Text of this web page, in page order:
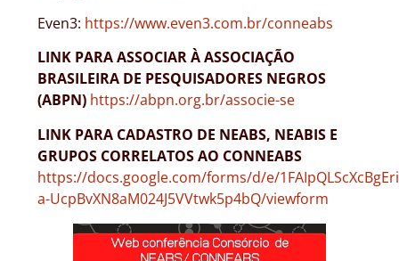
Even3: https://www.even3.com.br/conneabs
LINK PARA ASSOCIAR À ASSOCIAÇÃO
BRASILEIRA DE PESQUISADORES NEGROS
(ABPN) https://abpn.org.br/associe-se
LINK PARA CADASTRO DE NEABS, NEABIS E
GRUPOS CORRELATOS AO CONNEABS
https://docs.google.com/forms/d/e/
a-UcpBvXN8aM024J5VVtwk5p4bQ/viewform